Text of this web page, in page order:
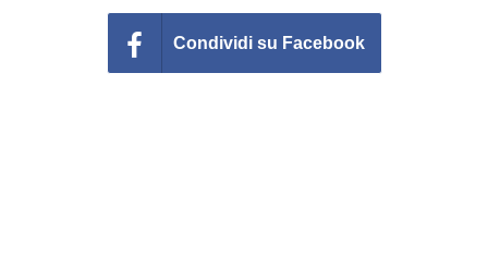
Condividi su Facebook